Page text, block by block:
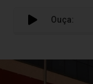
Ouça: